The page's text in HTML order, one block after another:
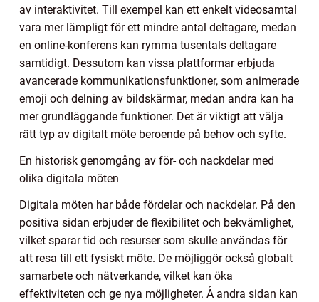
av interaktivitet. Till exempel kan ett enkelt videosamtal
vara mer lämpligt för ett mindre antal deltagare, medan
en online-konferens kan rymma tusentals deltagare
samtidigt. Dessutom kan vissa plattformar erbjuda
avancerade kommunikationsfunktioner, som animerade
emoji och delning av bildskärmar, medan andra kan ha
mer grundläggande funktioner. Det är viktigt att välja
rätt typ av digitalt möte beroende på behov och syfte.
En historisk genomgång av för- och nackdelar med
olika digitala möten
Digitala möten har både fördelar och nackdelar. På den
positiva sidan erbjuder de flexibilitet och bekvämlighet,
vilket sparar tid och resurser som skulle användas för
att resa till ett fysiskt möte. De möjliggör också globalt
samarbete och nätverkande, vilket kan öka
effektiviteten och ge nya möjligheter. Å andra sidan kan